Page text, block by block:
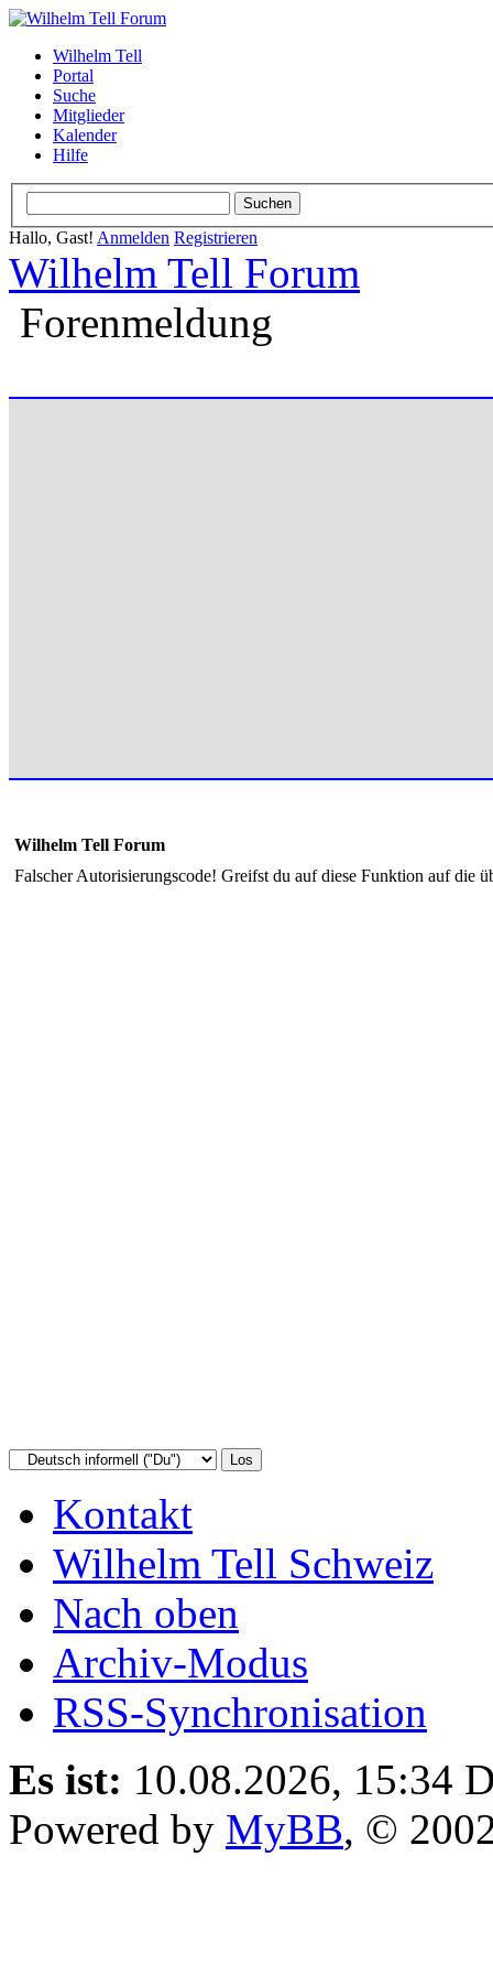
Wilhelm Tell
Portal
Suche
Mitglieder
Kalender
Hilfe
Hallo, Gast! Anmelden Registrieren
Wilhelm Tell Forum
Forenmeldung
Wilhelm Tell Forum
Falscher Autorisierungscode! Greifst du auf diese Funktion auf die
Kontakt
Wilhelm Tell Schweiz
Nach oben
Archiv-Modus
RSS-Synchronisation
Es ist: 10.08.2026, 15:34
Powered by MyBB, ©